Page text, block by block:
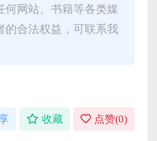
何网站、书籍等各类媒
的合法权益，可联系我
收藏 点赞(0)